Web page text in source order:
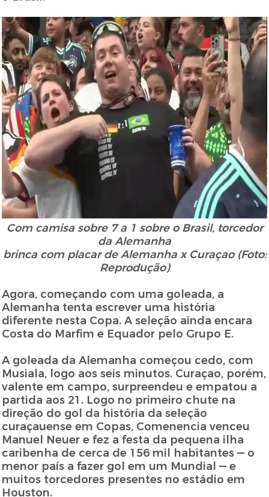
Com camisa sobre 7 a 1 sobre o Brasil, torcedor
da Alemanha
brinca com placar de Alemanha x Curaçao (Foto:
Reprodução)
Agora, começando com uma goleada, a
Alemanha tenta escrever uma história
diferente nesta Copa. A seleção ainda encara
Costa do Marfim e Equador pelo Grupo E.
A goleada da Alemanha começou cedo, com
Musiala, logo aos seis minutos. Curaçao, porém,
valente em campo, surpreendeu e empatou a
partida aos 21. Logo no primeiro chute na
direção do gol da história da seleção
curaçauense em Copas, Comenencia venceu
Manuel Neuer e fez a festa da pequena ilha
caribenha de cerca de 156 mil habitantes — o
menor país a fazer gol em um Mundial — e
muitos torcedores presentes no estádio em
Houston.